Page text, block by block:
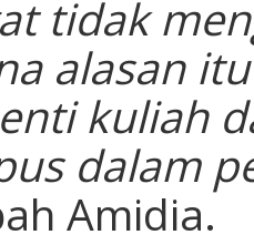
tidak
alasan
kuliah
dalam
Amidia.